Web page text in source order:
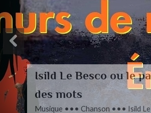
L’autre Mendelssohn
Musique ••• Classique ••• Fanny